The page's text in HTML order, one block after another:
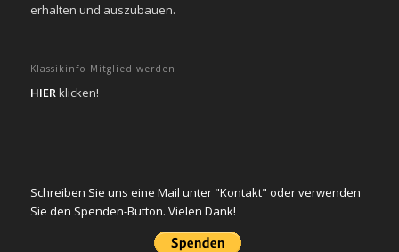
erhalten und auszubauen.
Klassikinfo Mitglied werden
HIERklicken!
Schreiben Sie uns eine Mail unter "Kontakt" oder verwenden
Sie den Spenden-Button. Vielen Dank!